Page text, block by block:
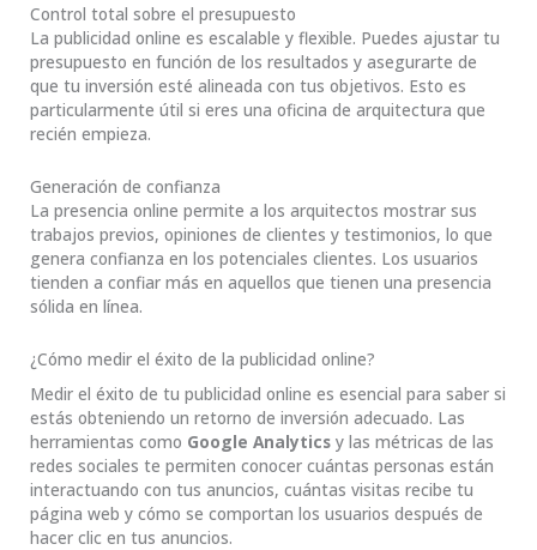
Control total sobre el presupuesto
La publicidad online es escalable y flexible. Puedes ajustar tu
presupuesto en función de los resultados y asegurarte de
que tu inversión esté alineada con tus objetivos. Esto es
particularmente útil si eres una oficina de arquitectura que
recién empieza.
Generación de confianza
La presencia online permite a los arquitectos mostrar sus
trabajos previos, opiniones de clientes y testimonios, lo que
genera confianza en los potenciales clientes. Los usuarios
tienden a confiar más en aquellos que tienen una presencia
sólida en línea.
¿Cómo medir el éxito de la publicidad online?
Medir el éxito de tu publicidad online es esencial para saber si
estás obteniendo un retorno de inversión adecuado. Las
herramientas como Google Analytics y las métricas de las
redes sociales te permiten conocer cuántas personas están
interactuando con tus anuncios, cuántas visitas recibe tu
página web y cómo se comportan los usuarios después de
hacer clic en tus anuncios.